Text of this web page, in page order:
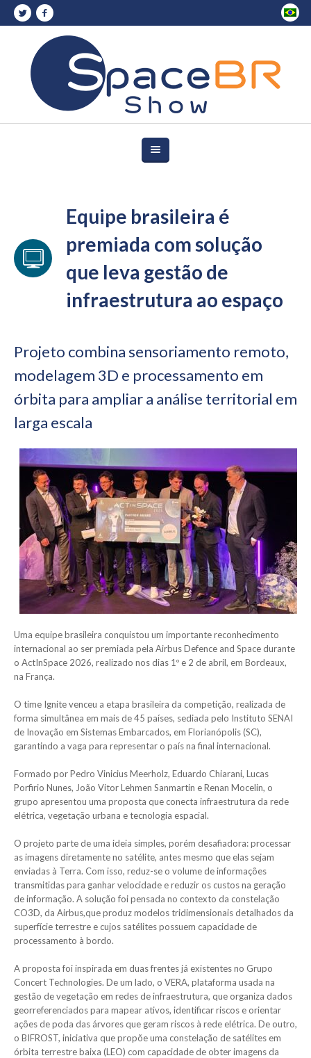
Equipe brasileira é
premiada com solução
que leva gestão de
infraestrutura ao espaço
Projeto combina sensoriamento remoto,
modelagem 3D e processamento em
órbita para ampliar a análise territorial em
larga escala
Uma equipe brasileira conquistou um importante reconhecimento
internacional ao ser premiada pela Airbus Defence and Space durante
o ActInSpace 2026, realizado nos dias 1º e 2 de abril, em Bordeaux,
na França.
O time Ignite venceu a etapa brasileira da competição, realizada de
forma simultânea em mais de 45 países, sediada pelo Instituto SENAI
de Inovação em Sistemas Embarcados, em Florianópolis (SC),
garantindo a vaga para representar o país na final internacional.
Formado por Pedro Vinicius Meerholz, Eduardo Chiarani, Lucas
Porfirio Nunes, João Vitor Lehmen Sanmartin e Renan Mocelin, o
grupo apresentou uma proposta que conecta infraestrutura da rede
elétrica, vegetação urbana e tecnologia espacial.
O projeto parte de uma ideia simples, porém desafiadora: processar
as imagens diretamente no satélite, antes mesmo que elas sejam
enviadas à Terra. Com isso, reduz-se o volume de informações
transmitidas para ganhar velocidade e reduzir os custos na geração
de informação. A solução foi pensada no contexto da constelação
CO3D, da Airbus,que produz modelos tridimensionais detalhados da
superfície terrestre e cujos satélites possuem capacidade de
processamento à bordo.
A proposta foi inspirada em duas frentes já existentes no Grupo
Concert Technologies. De um lado, o VERA, plataforma usada na
gestão de vegetação em redes de infraestrutura, que organiza dados
georreferenciados para mapear ativos, identificar riscos e orientar
ações de poda das árvores que geram riscos à rede elétrica. De outro,
o BIFROST, iniciativa que propõe uma constelação de satélites em
órbita terrestre baixa (LEO) com capacidade de obter imagens da